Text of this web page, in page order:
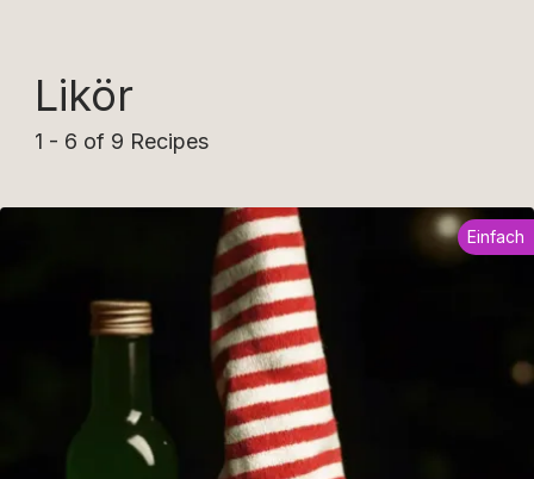
Likör
1 - 6 of 9 Recipes
Einfach